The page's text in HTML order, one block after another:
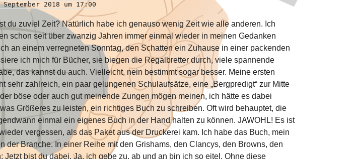
2018 um 17:00
du zuviel Zeit? Natürlich habe ich genauso wenig Zeit wie alle anderen. Ich
schon seit über zwanzig Jahren immer einmal wieder in meinen Gedanken
an einem verregneten Sonntag, den Schatten ein Zuhause in einer packenden
ich mich für Bücher, sie biegen die Regalbretter durch, viele spannende
das kannst du auch. Vielleicht, nein bestimmt sogar besser. Meine ersten
sehr zahlreich, ein paar gelungenen Schulaufsätze, eine „Bergpredigt“ zur Mitte
böse oder auch gut meinende Zungen mögen meinen, ich hätte es dabei
Größeres zu leisten, ein richtiges Buch zu schreiben. Oft wird behauptet, die
einmal ein eigenes Buch in der Hand halten zu können. JAWOHL! Es ist
vergessen, als das Paket aus der Druckerei kam. Ich habe das Buch, mein
Branche. In einer Reihe mit den Grishams, den Clancys, den Browns, den
bist du dabei. Ja, ich gebe zu, ab und an bin ich so eitel. Ohne diese